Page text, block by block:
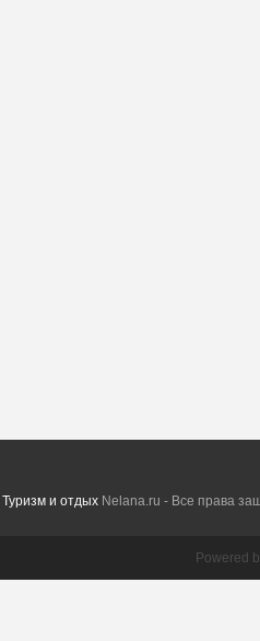
Туризм и отдыхNelana.ru - Все права
Powered